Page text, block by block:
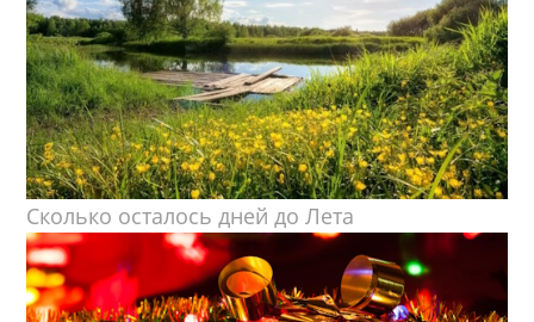
Сколько осталось дней до Лета